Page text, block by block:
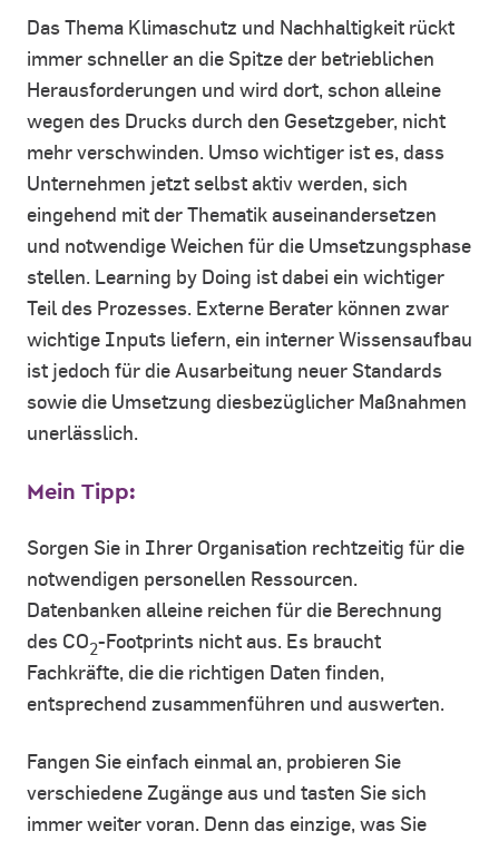
Das Thema Klimaschutz und Nachhaltigkeit rückt
immer schneller an die Spitze der betrieblichen
Herausforderungen und wird dort, schon alleine
wegen des Drucks durch den Gesetzgeber, nicht
mehr verschwinden. Umso wichtiger ist es, dass
Unternehmen jetzt selbst aktiv werden, sich
eingehend mit der Thematik auseinandersetzen
und notwendige Weichen für die Umsetzungsphase
stellen. Learning by Doing ist dabei ein wichtiger
Teil des Prozesses. Externe Berater können zwar
wichtige Inputs liefern, ein interner Wissensaufbau
ist jedoch für die Ausarbeitung neuer Standards
sowie die Umsetzung diesbezüglicher Maßnahmen
unerlässlich.
Mein Tipp:
Sorgen Sie in Ihrer Organisation rechtzeitig für die
notwendigen personellen Ressourcen.
Datenbanken alleine reichen für die Berechnung
des CO2-Footprints nicht aus. Es braucht
Fachkräfte, die die richtigen Daten finden,
entsprechend zusammenführen und auswerten.
Fangen Sie einfach einmal an, probieren Sie
verschiedene Zugänge aus und tasten Sie sich
immer weiter voran. Denn das einzige, was Sie